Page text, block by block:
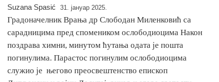
Suzana Spasić 31. јануар 2025.
Градоначелник Врања др Слободан Миленковић са
сарадницима пред спомеником ослободиоцима Након
поздрава химни, минутом ћутања одата је пошта
погинулима. Парастос погинулим ослободиоцима
служио jе његово преосвештенство епископ